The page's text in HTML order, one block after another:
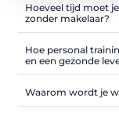
Hoeveel tijd moet
zonder makelaar?
Hoe personal
en een gezonde
Waarom wordt je